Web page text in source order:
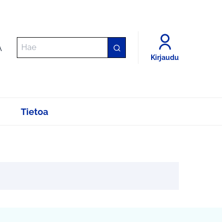
Kirjaudu
Tietoa